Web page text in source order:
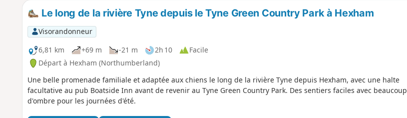
Le long de la rivière Tyne depuis le Tyne Green Country Park à Hexham
Visorandonneur
6,81 km
+69 m -21 m 2h 10
Facile
Départ à Hexham (Northumberland)
Une belle promenade familiale et adaptée aux chiens le long de la rivière Tyne depuis Hexham, avec une halte
facultative au pub Boatside Inn avant de revenir au Tyne Green Country Park. Des sentiers faciles avec beaucoup
d'ombre pour les journées d'été.